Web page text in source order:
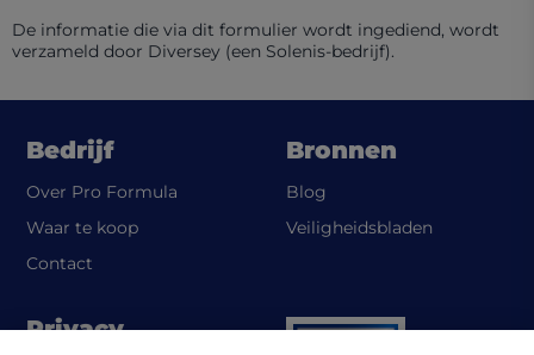
De informatie die via dit formulier wordt ingediend, wordt
verzameld door Diversey (een Solenis-bedrijf).
Bedrijf
Over Pro Formula
Waar te koop
Contact
Bronnen
Blog
Veiligheidsbladen
Privacy